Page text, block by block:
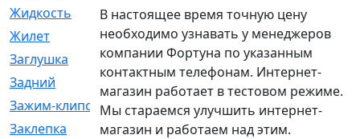
Жидкость
[80]
Жилет
[1]
Заглушка
[21]
Задний
[528]
Зажим-клипса
[1]
Заклепка
[1]
В настоящее время точную цену
необходимо узнавать у менеджеров
компании Фортуна по указанным
контактным телефонам. Интернет-
магазин работает в тестовом режиме.
Мы стараемся улучшить интернет-
магазин и работаем над этим.